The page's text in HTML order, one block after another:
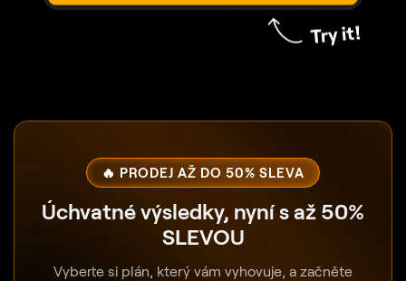
🔥 PRODEJ AŽ DO 50% SLEVA
Úchvatné výsledky, nyní s až 50%
SLEVOU
Vyberte si plán, který vám vyhovuje, a začněte